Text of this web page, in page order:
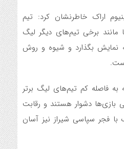
اراک خاطرنشان کرد: تیم
مانند برخی تیم‌های دیگر لیگ
به نمایش بگذارد و شیوه و روش
فاصله کم تیم‌های لیگ برتر
بازی‌ها دشوار هستند و رقابت
با فجر سپاسی شیراز نیز آسان